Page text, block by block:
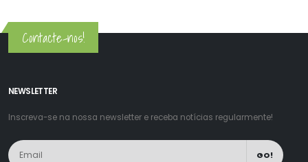
Contacte-nos!
NEWSLETTER
Inscreva-se na nossa newsletter e receba notícias regularmente!
GO!